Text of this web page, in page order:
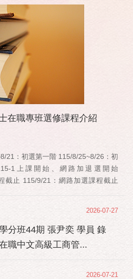
在職專班選修課程介紹
21：初選第一階 115/8/25~8/26：初
1上課開始、網路加退選開始
截止 115/9/21：網路加選課程截止
週一：大局勢：美...
分班44期 張尹奕 學員 錄
職中文高級工商管...
2026-07-27
2026-07-21